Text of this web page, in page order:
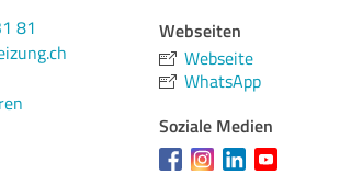
81
Webseiten
Webseite
WhatsApp
Soziale Medien